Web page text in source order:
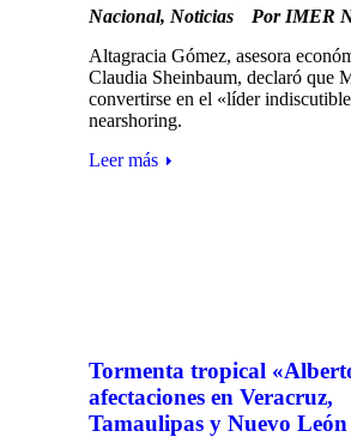
Nacional, Noticias Por IMER
Altagracia Gómez, asesora
Claudia Sheinbaum, declaró que
convertirse en el «líder
nearshoring.
Leer más
Tormenta tropical
afectaciones en Veracruz,
Tamaulipas y Nuevo León